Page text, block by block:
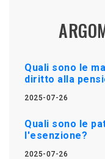
Quali sono le
diritto alla
2025-07-26
Quali sono le
l'esenzione?
2025-07-26